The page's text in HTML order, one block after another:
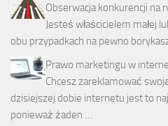
Obserwacja konkurencji na
Jesteś właścicielem małej
obu przypadkach na pewno
Prawo marketingu w
Chcesz zareklamować
dzisiejszej dobie internetu jest to
ponieważ żaden …